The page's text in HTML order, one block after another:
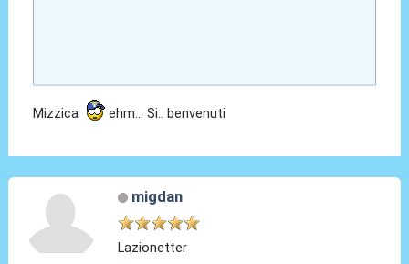
Mizzica ehm... Si.. benvenuti
migdan
Lazionetter